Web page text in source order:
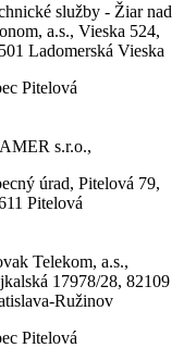
služby - Žiar nad
a.s., Vieska 524,
Ladomerská Vieska
Pitelová
s.r.o.,
úrad, Pitelová 79,
Pitelová
Telekom, a.s.,
17978/28, 82109
Ružinov
Pitelová